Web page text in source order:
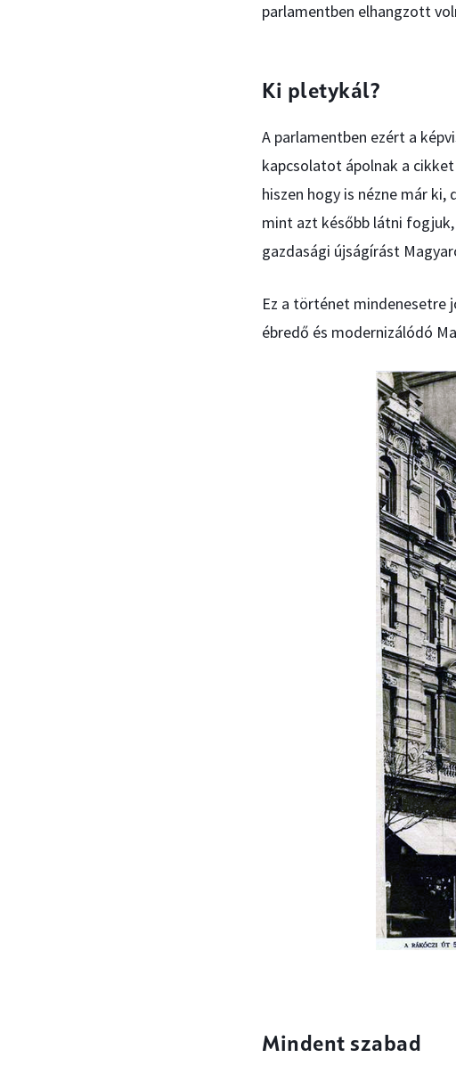
parlamentben elhangzott
Ki pletykál?
A parlamentben ezért a
kapcsolatot ápolnak a
hiszen hogy is nézne már
mint azt később látni
gazdasági újságírást
Ez a történet mindenesetre
ébredő és modernizálódó
Mindent szabad